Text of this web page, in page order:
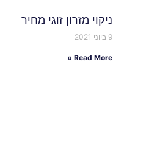
ניקוי מזרון זוגי מחיר
9 ביוני 2021
Read More »